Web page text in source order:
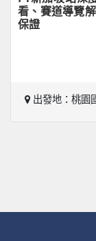
看、賽道導覽
保證
出發地：桃園